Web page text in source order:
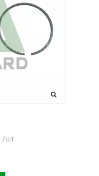
/шт